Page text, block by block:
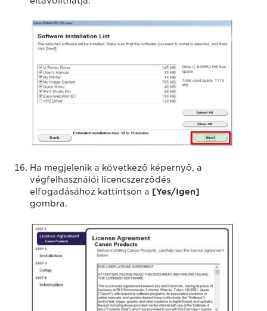
Ha megjelenik a következő képernyő, a
végfelhasználói licencszerződés
elfogadásához kattintson a [Yes/Igen]
gombra.